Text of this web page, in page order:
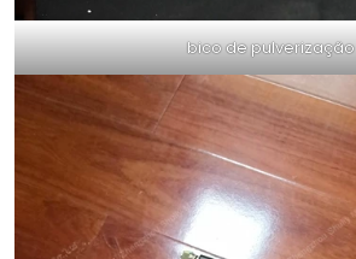
bico de pulverização